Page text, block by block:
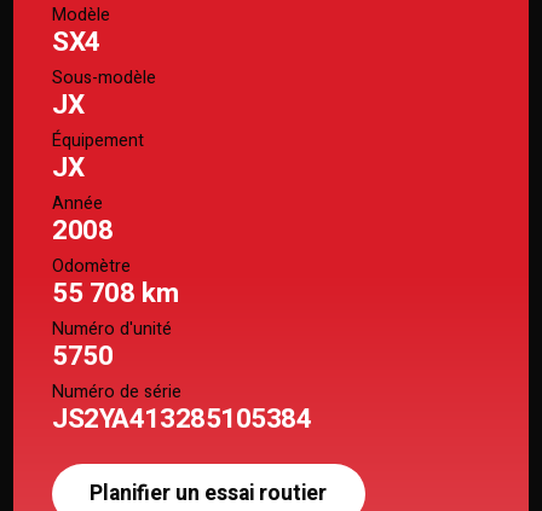
Modèle
SX4
Sous-modèle
JX
Équipement
JX
Année
2008
Odomètre
55 708 km
Numéro d'unité
5750
Numéro de série
JS2YA413285105384
Planifier un essai routier